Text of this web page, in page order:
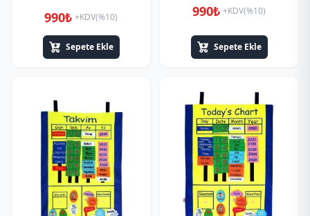
990₺ +KDV(%10)
Sepete Ekle
990₺ +KDV(%10)
Sepete Ekle